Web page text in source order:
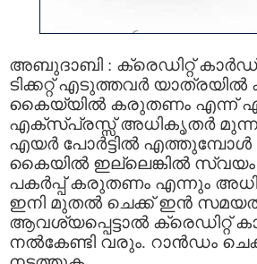
അബുദാബി : ക്രെഡിറ്റ് കാര്‍ഡ്
ടിക്കറ്റ് എടുത്തവര്‍ യാത്രയില്‍
കൈയ്യില്‍ കരുതണം എന്ന്
എക്സ്പ്രസ്സ് അധികൃതര്‍
എയര്‍ പോര്‍ട്ടില്‍ എത്തുമ്പോൾ
കൈയിൽ ഇല്ലെങ്കിൽ സ്വയം
പകർപ്പ് കരുതണം എന്നും
ഇനി മുതൽ ചെക്ക് ഇൻ
ആവശ്യപ്പെട്ടാല്‍ ക്രെഡിറ്റ്
നൽകേണ്ടി വരും. റാൻഡം